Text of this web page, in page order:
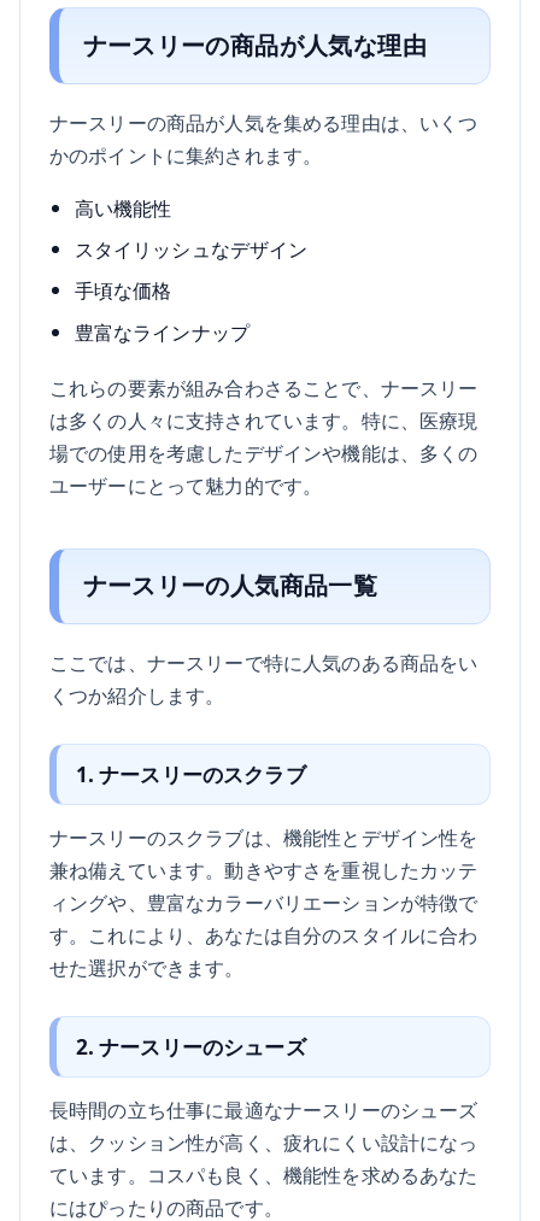
ナースリーの商品が人気な理由
ナースリーの商品が人気を集める理由は、いくつ
かのポイントに集約されます。
高い機能性
スタイリッシュなデザイン
手頃な価格
豊富なラインナップ
これらの要素が組み合わさることで、ナースリー
は多くの人々に支持されています。特に、医療現
場での使用を考慮したデザインや機能は、多くの
ユーザーにとって魅力的です。
ナースリーの人気商品一覧
ここでは、ナースリーで特に人気のある商品をい
くつか紹介します。
1. ナースリーのスクラブ
ナースリーのスクラブは、機能性とデザイン性を
兼ね備えています。動きやすさを重視したカッテ
ィングや、豊富なカラーバリエーションが特徴で
す。これにより、あなたは自分のスタイルに合わ
せた選択ができます。
2. ナースリーのシューズ
長時間の立ち仕事に最適なナースリーのシューズ
は、クッション性が高く、疲れにくい設計になっ
ています。コスパも良く、機能性を求めるあなた
にはぴったりの商品です。